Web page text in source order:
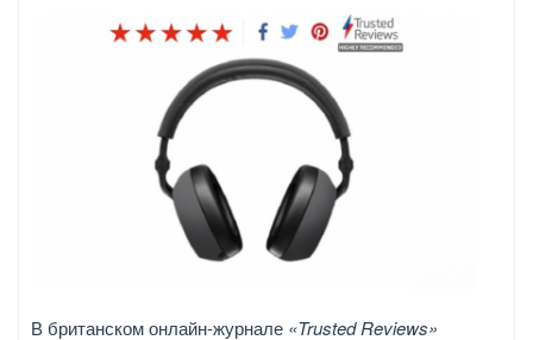
В британском онлайн-журнале «Trusted Reviews»